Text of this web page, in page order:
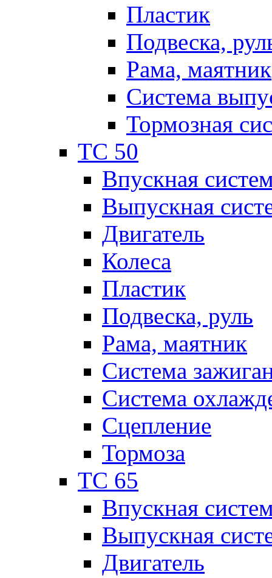
Пластик
Подвеска,
Рама, маятник
Система
Тормозная
TC 50
Впускная
Выпускная
Двигатель
Колеса
Пластик
Подвеска, руль
Рама, маятник
Система
Система
Сцепление
Тормоза
TC 65
Впускная
Выпускная
Двигатель